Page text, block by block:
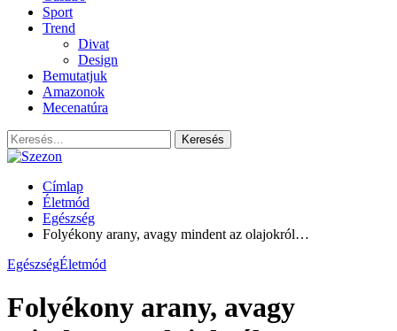
Sport
Trend
Divat
Design
Bemutatjuk
Amazonok
Mecenatúra
Címlap
Életmód
Egészség
Folyékony arany, avagy mindent az olajokról…
EgészségÉletmód
Folyékony arany, avagy